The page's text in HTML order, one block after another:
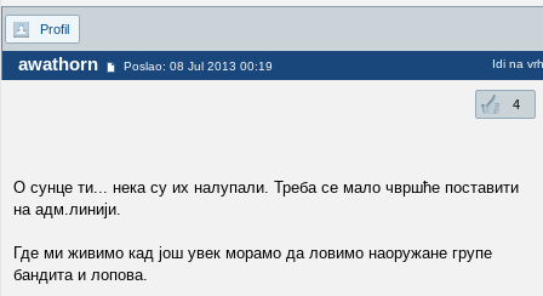
Profil
awathorn Poslao: 08 Jul 2013 00:19 Idi na vrh
4
О сунце ти... нека су их налупали. Треба се мало чвршће поставити
на адм.линији.
Где ми живимо кад још увек морамо да ловимо наоружане групе
бандита и лопова.